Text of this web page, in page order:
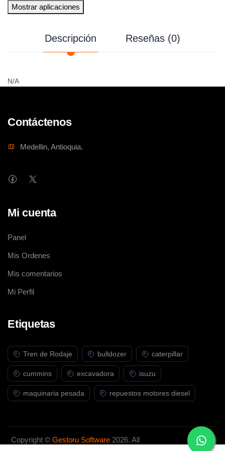
Mostrar aplicaciones
Descripción Reseñas (0)
N/A
Contáctenos
Medellin, Antioquia.
Mi cuenta
Panel
Mis Ordenes
Mis comentarios
Mi Perfil
Etiquetas
Tren de Rodaje bulldozer caterpillar
cummins excavadora isuzu
maquinaria pesada repuestos motores diesel
Copyright ©Gestoru Software 2026. All